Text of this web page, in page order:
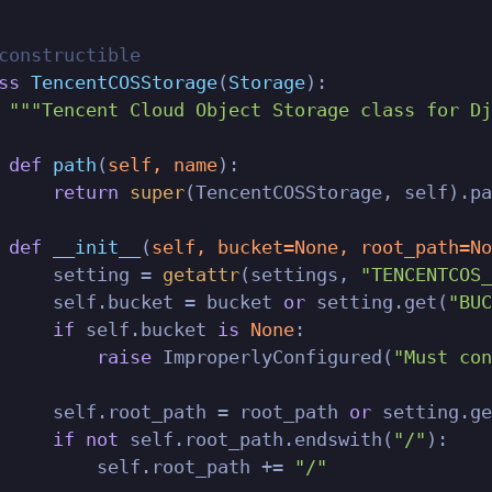
TencentCOSStorage( Storage):
"""Tencent Cloud Object Storage class for
def path ( self, name):
return super(TencentCOSStorage,
def __init__ ( self, bucket=None, root_path=
setting =
getattr(settings,
self.bucket = bucket
or setting.get(
if self.bucket is None:
raise ImproperlyConfigured( "Must
self.root_path = root_path
or
if not self.root_path.endswith( "/" ):
self.root_path +=
"/"